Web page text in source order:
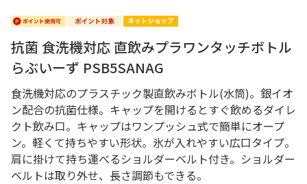
抗菌 食洗機対応 直飲みプラワンタッチボトル
らぶいーず PSB5SANAG
食洗機対応のプラスチック製直飲みボトル(水筒)。銀イオ
ン配合の抗菌仕様。キャップを開けるとすぐ飲めるダイレ
クト飲み口。キャップはワンプッシュ式で簡単にオープ
ン。軽くて持ちやすい形状。氷が入れやすい広口タイプ。
肩に掛けて持ち運べるショルダーベルト付き。ショルダー
ベルトは取り外せ、長さ調節もできる。